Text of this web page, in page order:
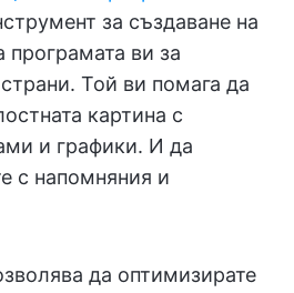
за създаване на
програмата ви за
Той ви помага да
картина с
и графики. И да
с напомняния и
да оптимизирате